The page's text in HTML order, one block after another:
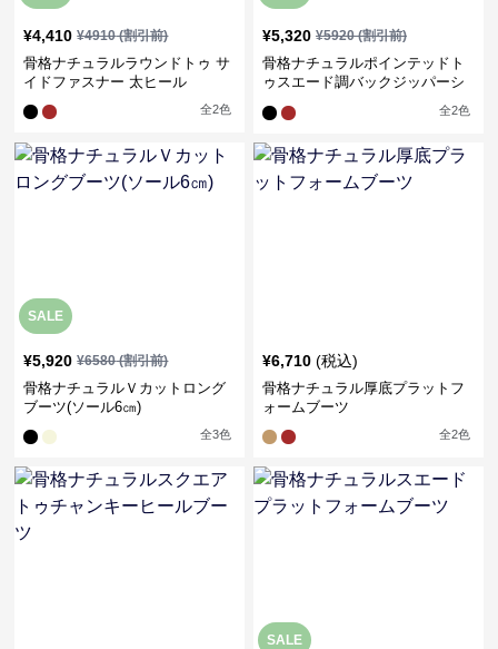
¥4,410 ¥4910(割引前)
骨格ナチュラルラウンドトゥ サ
イドファスナー 太ヒール
全2色
¥5,320 ¥5920(割引前)
骨格ナチュラルポインテッドト
ゥスエード調バックジッパーシ
全2色
SALE
¥5,920 ¥6580(割引前)
骨格ナチュラルＶカットロング
ブーツ(ソール6㎝)
全3色
¥6,710 (税込)
骨格ナチュラル厚底プラットフ
ォームブーツ
全2色
SALE